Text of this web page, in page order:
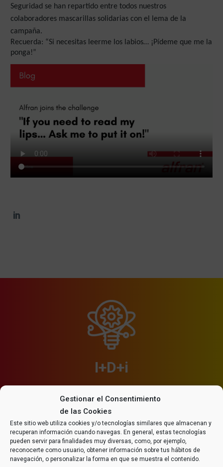
Gestionar el Consentimiento
de las Cookies
Este sitio web utiliza cookies y/o tecnologías similares que almacenan y
recuperan información cuando navegas. En general, estas tecnologías
pueden servir para finalidades muy diversas, como, por ejemplo,
reconocerte como usuario, obtener información sobre tus hábitos de
navegación, o personalizar la forma en que se muestra el contenido.
Seguridad se han repartido entre todos nuestros
colaboradores mascarillas solidarias con el lema de la
campaña.
Recuerda: “Si necesitas leerme los labios… ¡Pídeme que me la
ponga!”
I+D+i
INNOVACIÓN CONSTANTE
EN PRODUCTOS Y SERVICIOS